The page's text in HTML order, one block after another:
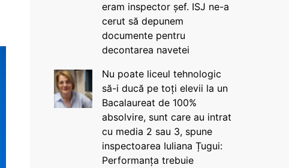
eram inspector șef. ISJ ne-a
cerut să depunem
documente pentru
decontarea navetei
Nu poate liceul tehnologic
să-i ducă pe toți elevii la un
Bacalaureat de 100%
absolvire, sunt care au intrat
cu media 2 sau 3, spune
inspectoarea Iuliana Țugui:
Performanța trebuie